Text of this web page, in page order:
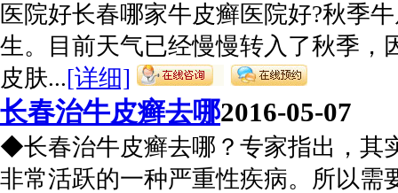
医院好长春哪家牛皮癣医院好?秋季
生。目前天气已经慢慢转入了秋季，
皮肤...[详细]
长春治牛皮癣去哪2016-05-07
◆长春治牛皮癣去哪？专家指出，其
非常活跃的一种严重性疾病。所以需